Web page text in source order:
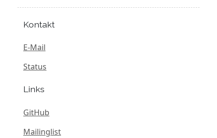
Kontakt
E-Mail
Status
Links
GitHub
Mailinglist